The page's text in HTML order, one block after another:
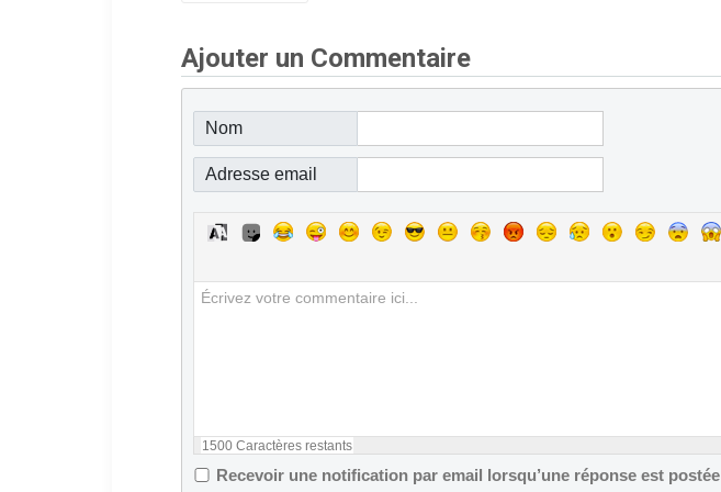
Ajouter un Commentaire
Nom
Adresse email
1500 Caractères restants
Recevoir une notification par email lorsqu’une réponse est postée